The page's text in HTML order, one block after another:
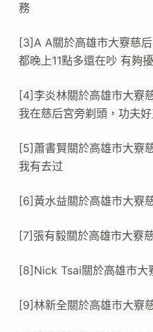
務
[3]A A關於高雄市大竂慈后
都晚上11點多還在吵 有夠
[4]李炎林關於高雄市大竂
我在慈后宮旁剃頭，功夫好
[5]蕭書賢關於高雄市大竂
我有去过
[6]黃水益關於高雄市大竂
[7]張有毅關於高雄市大竂
[8]Nick Tsai關於高雄市大
[9]林新全關於高雄市大竂